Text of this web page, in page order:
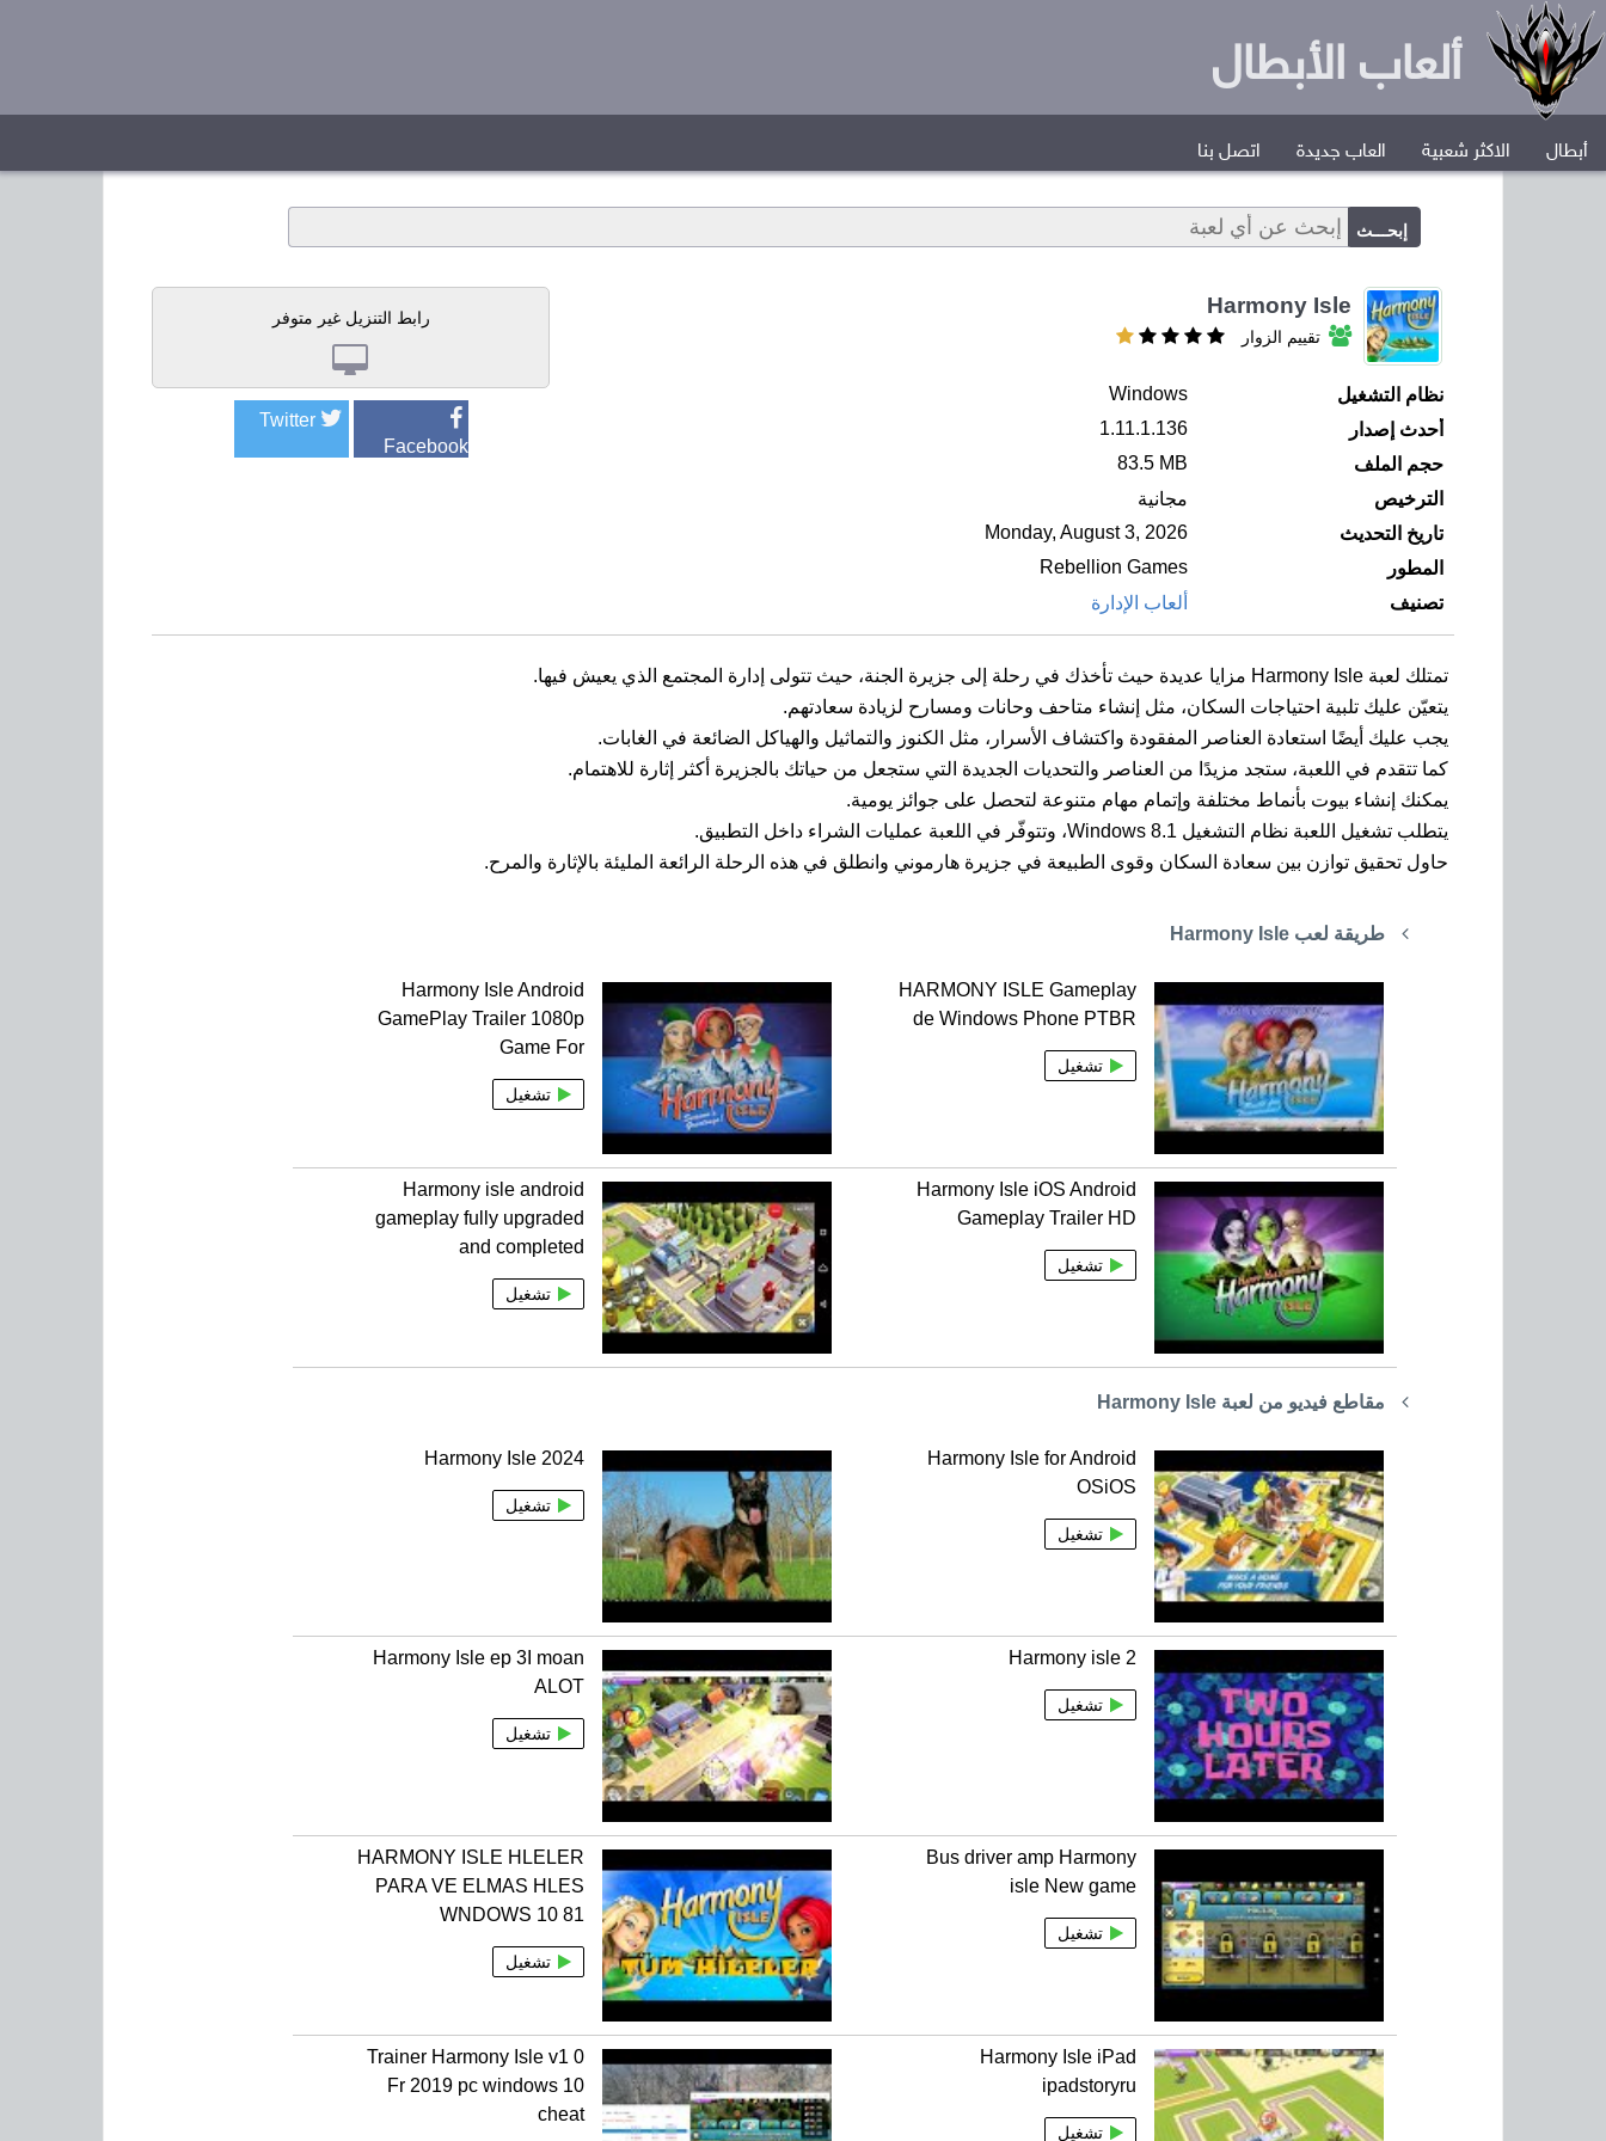
ألعاب الأبطال
أبطال الاكثر شعبية العاب جديدة اتصل بنا
Harmony Isle
تقييم الزوار
نظام التشغيل
Windows
أحدث إصدار
1.11.1.136
حجم الملف
83.5 MB
الترخيص
مجانية
تاريخ التحديث
Monday, August 3, 2026
المطور
Rebellion Games
تصنيف
ألعاب الإدارة
رابط التنزيل غير متوفر
Facebook
Twitter
تمتلك لعبة Harmony Isle مزايا عديدة حيث تأخذك في رحلة إلى جزيرة الجنة، حيث تتولى إدارة المجتمع الذي يعيش فيها.
يتعيّن عليك تلبية احتياجات السكان، مثل إنشاء متاحف وحانات ومسارح لزيادة سعادتهم.
يجب عليك أيضًا استعادة العناصر المفقودة واكتشاف الأسرار، مثل الكنوز والتماثيل والهياكل الضائعة في الغابات.
كما تتقدم في اللعبة، ستجد مزيدًا من العناصر والتحديات الجديدة التي ستجعل من حياتك بالجزيرة أكثر إثارة للاهتمام.
يمكنك إنشاء بيوت بأنماط مختلفة وإتمام مهام متنوعة لتحصل على جوائز يومية.
يتطلب تشغيل اللعبة نظام التشغيل Windows 8.1، وتتوفّر في اللعبة عمليات الشراء داخل التطبيق.
حاول تحقيق توازن بين سعادة السكان وقوى الطبيعة في جزيرة هارموني وانطلق في هذه الرحلة الرائعة المليئة بالإثارة والمرح.
طريقة لعب Harmony Isle
HARMONY ISLE Gameplay
de Windows Phone PTBR
تشغيل
Harmony Isle Android
GamePlay Trailer 1080p
Game For
تشغيل
Harmony Isle iOS Android
Gameplay Trailer HD
تشغيل
Harmony isle android
gameplay fully upgraded
and completed
تشغيل
مقاطع فيديو من لعبة Harmony Isle
Harmony Isle for Android
OSiOS
تشغيل
Harmony Isle 2024
تشغيل
Harmony isle 2
تشغيل
Harmony Isle ep 3I moan
ALOT
تشغيل
Bus driver amp Harmony
isle New game
تشغيل
HARMONY ISLE HLELER
PARA VE ELMAS HLES
WNDOWS 10 81
تشغيل
Harmony Isle iPad
ipadstoryru
تشغيل
Trainer Harmony Isle v1 0
Fr 2019 pc windows 10
cheat